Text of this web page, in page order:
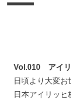
Vol.010 アイ
日頃より大変お
日本アイリッ